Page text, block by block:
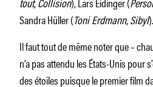
Sandra Hüller (Toni Erdmann,Sibyl).
Il faut tout de même noter que –
n’a pas attendu les États-Unis pour
des étoiles puisque le premier film